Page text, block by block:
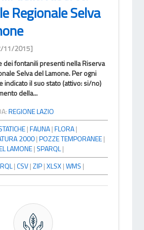
Regionale Selva
11/2015]
dei fontanili presenti nella Riserva
Selva del Lamone. Per ogni
indicato il suo stato (attivo: si/no)
della...
REGIONE LAZIO
|FAUNA|FLORA|
2000|POZZE TEMPORANEE|
LAMONE| SPARQL|
|CSV|ZIP|XLSX|WMS |